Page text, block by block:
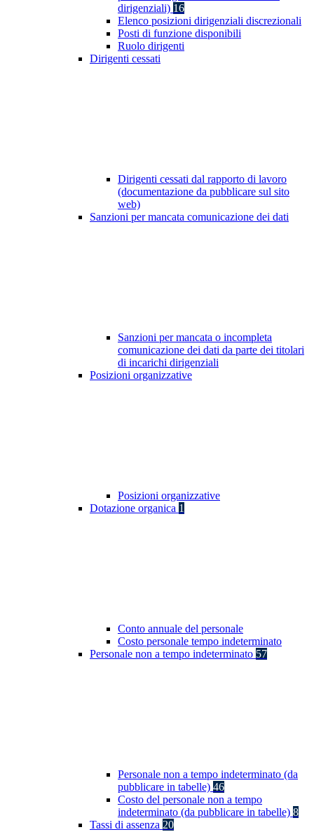
dirigenziali) 16
Elenco posizioni dirigenziali discrezionali
Posti di funzione disponibili
Ruolo dirigenti
Dirigenti cessati
Dirigenti cessati dal rapporto di lavoro
(documentazione da pubblicare sul sito
web)
Sanzioni per mancata comunicazione dei dati
Sanzioni per mancata o incompleta
comunicazione dei dati da parte dei titolari
di incarichi dirigenziali
Posizioni organizzative
Posizioni organizzative
Dotazione organica 1
Conto annuale del personale
Costo personale tempo indeterminato
Personale non a tempo indeterminato 57
Personale non a tempo indeterminato (da
pubblicare in tabelle) 46
Costo del personale non a tempo
indeterminato (da pubblicare in tabelle) 8
Tassi di assenza 20